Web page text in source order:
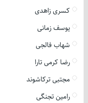
کسری زاهدی
یوسف زمانی
شهاب فالجی
رضا کرمی تارا
مجتبی ترکاشوند
رامین تجنگی